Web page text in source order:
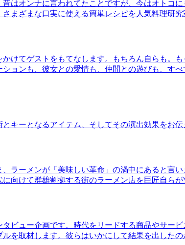
昔はオンナに言われてたことですが、今はオト
まざまな口実に使える簡単レシピを人気料理研究
けてゲストをもてなします。もちろん自らも。
ョンも、彼女との愛情も、仲間との遊びも、す
キーとなるアイテム、そしてその演出効果をお伝
ラーメンが「美味しい革命」の渦中にあると言
向けて群雄割拠する街のラーメン店を巨匠自らが
ビュー企画です。時代をリードする商品やサー
を取材します。彼らはいかにして結果を出した